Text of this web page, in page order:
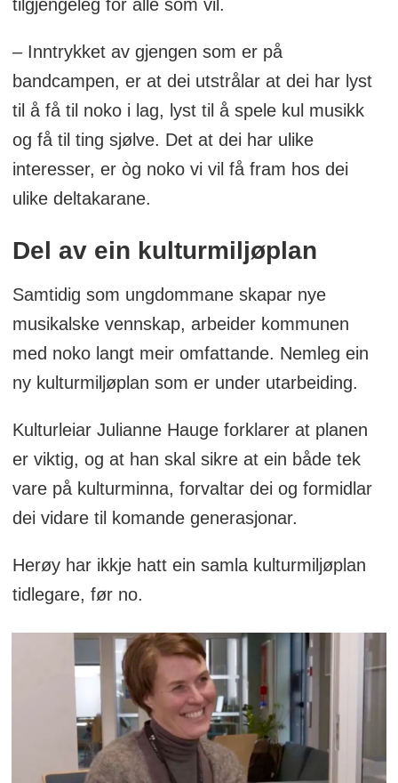
tilgjengeleg for alle som vil.
– Inntrykket av gjengen som er på
bandcampen, er at dei utstrålar at dei har lyst
til å få til noko i lag, lyst til å spele kul musikk
og få til ting sjølve. Det at dei har ulike
interesser, er òg noko vi vil få fram hos dei
ulike deltakarane.
Del av ein kulturmiljøplan
Samtidig som ungdommane skapar nye
musikalske vennskap, arbeider kommunen
med noko langt meir omfattande. Nemleg ein
ny kulturmiljøplan som er under utarbeiding.
Kulturleiar Julianne Hauge forklarer at planen
er viktig, og at han skal sikre at ein både tek
vare på kulturminna, forvaltar dei og formidlar
dei vidare til komande generasjonar.
Herøy har ikkje hatt ein samla kulturmiljøplan
tidlegare, før no.